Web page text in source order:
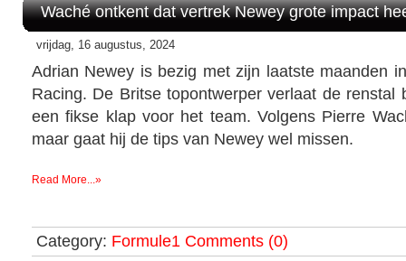
Waché ontkent dat vertrek Newey grote impact
vrijdag, 16 augustus, 2024
Adrian Newey is bezig met zijn laatste maanden
Racing. De Britse topontwerper verlaat de renstal
een fikse klap voor het team. Volgens Pierre
maar gaat hij de tips van Newey wel missen.
Read More...»
Category: Formule1 Comments (0)